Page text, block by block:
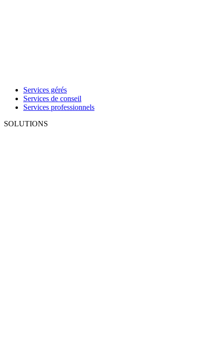
Services gérés
Services de conseil
Services professionnels
SOLUTIONS